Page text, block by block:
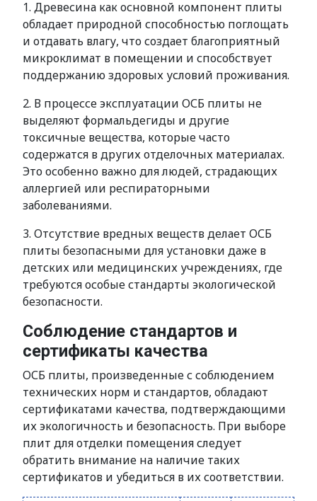
1. Древесина как основной компонент плиты
обладает природной способностью поглощать
и отдавать влагу, что создает благоприятный
микроклимат в помещении и способствует
поддержанию здоровых условий проживания.
2. В процессе эксплуатации ОСБ плиты не
выделяют формальдегиды и другие
токсичные вещества, которые часто
содержатся в других отделочных материалах.
Это особенно важно для людей, страдающих
аллергией или респираторными
заболеваниями.
3. Отсутствие вредных веществ делает ОСБ
плиты безопасными для установки даже в
детских или медицинских учреждениях, где
требуются особые стандарты экологической
безопасности.
Соблюдение стандартов и
сертификаты качества
ОСБ плиты, произведенные с соблюдением
технических норм и стандартов, обладают
сертификатами качества, подтверждающими
их экологичность и безопасность. При выборе
плит для отделки помещения следует
обратить внимание на наличие таких
сертификатов и убедиться в их соответствии.